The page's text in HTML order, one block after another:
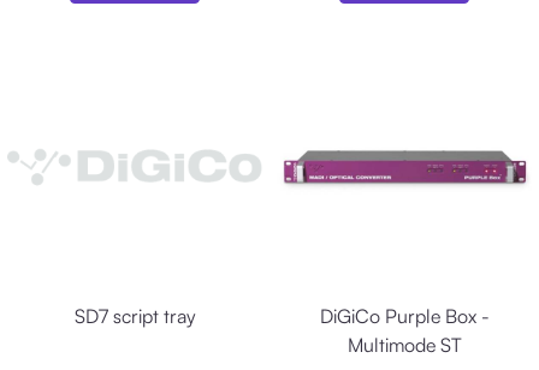
SD7 script tray
DiGiCo Purple Box -
Multimode ST